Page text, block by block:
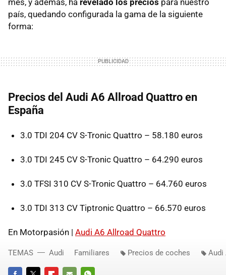
país, quedando configurada la gama de la siguiente
forma:
Precios del Audi A6 Allroad Quattro en
España
3.0 TDI 204 CV S-Tronic Quattro – 58.180 euros
3.0 TDI 245 CV S-Tronic Quattro – 64.290 euros
3.0 TFSI 310 CV S-Tronic Quattro – 64.760 euros
3.0 TDI 313 CV Tiptronic Quattro – 66.570 euros
En Motorpasión | Audi A6 Allroad Quattro
TEMAS Audi Familiares Precios de coches Audi